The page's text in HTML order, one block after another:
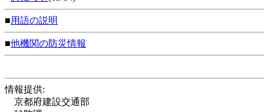
■用語の説明
■他機関の防災情報
情報提供:
京都府建設交通部